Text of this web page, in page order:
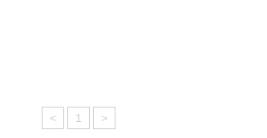
< 1 >